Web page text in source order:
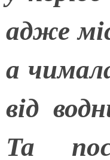
адже
а
від
Та